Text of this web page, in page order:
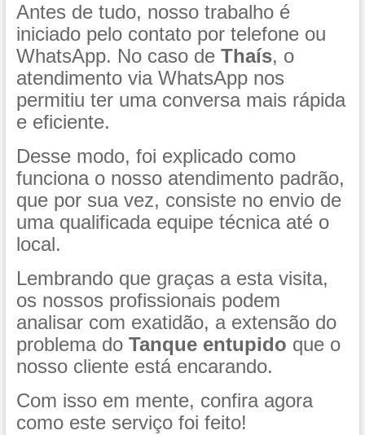
Antes de tudo, nosso trabalho é
iniciado pelo contato por telefone ou
WhatsApp. No caso de Thaís, o
atendimento via WhatsApp nos
permitiu ter uma conversa mais rápida
e eficiente.
Desse modo, foi explicado como
funciona o nosso atendimento padrão,
que por sua vez, consiste no envio de
uma qualificada equipe técnica até o
local.
Lembrando que graças a esta visita,
os nossos profissionais podem
analisar com exatidão, a extensão do
problema do Tanque entupido que o
nosso cliente está encarando.
Com isso em mente, confira agora
como este serviço foi feito!